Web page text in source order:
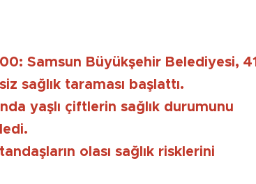
Samsun Büyükşehir Belediyesi, 41
sağlık taraması başlattı.
yaşlı çiftlerin sağlık durumunu
olası sağlık risklerini